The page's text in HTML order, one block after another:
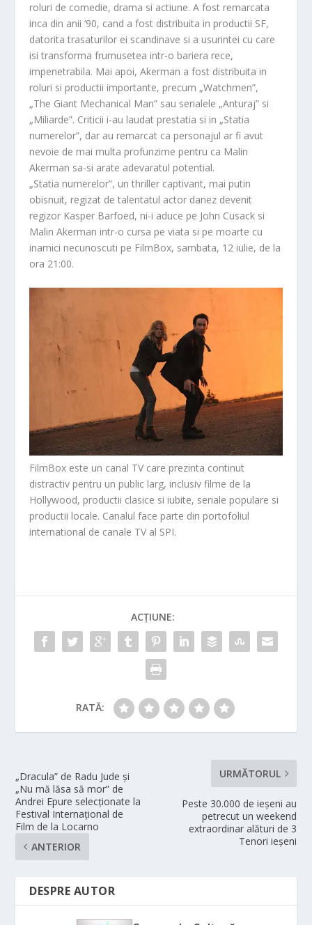
roluri de comedie, drama si actiune. A fost remarcata
inca din anii ’90, cand a fost distribuita in productii SF,
datorita trasaturilor ei scandinave si a usurintei cu care
isi transforma frumusetea intr-o bariera rece,
impenetrabila. Mai apoi, Akerman a fost distribuita in
roluri si productii importante, precum „Watchmen”,
„The Giant Mechanical Man” sau serialele „Anturaj” si
„Miliarde”. Criticii i-au laudat prestatia si in „Statia
numerelor”, dar au remarcat ca personajul ar fi avut
nevoie de mai multa profunzime pentru ca Malin
Akerman sa-si arate adevaratul potential.
„Statia numerelor”, un thriller captivant, mai putin
obisnuit, regizat de talentatul actor danez devenit
regizor Kasper Barfoed, ni-i aduce pe John Cusack si
Malin Akerman intr-o cursa pe viata si pe moarte cu
inamici necunoscuti pe FilmBox, sambata, 12 iulie, de la
ora 21:00.
FilmBox este un canal TV care prezinta continut
distractiv pentru un public larg, inclusiv filme de la
Hollywood, productii clasice si iubite, seriale populare si
productii locale. Canalul face parte din portofoliul
international de canale TV al SPI.
ACȚIUNE:
RATĂ:
„Dracula” de Radu Jude și
„Nu mă lăsa să mor” de
Andrei Epure selecționate la
Festival Internațional de
Film de la Locarno
ANTERIOR
URMĂTORUL
Peste 30.000 de ieșeni au
petrecut un weekend
extraordinar alături de 3
Tenori ieșeni
DESPRE AUTOR